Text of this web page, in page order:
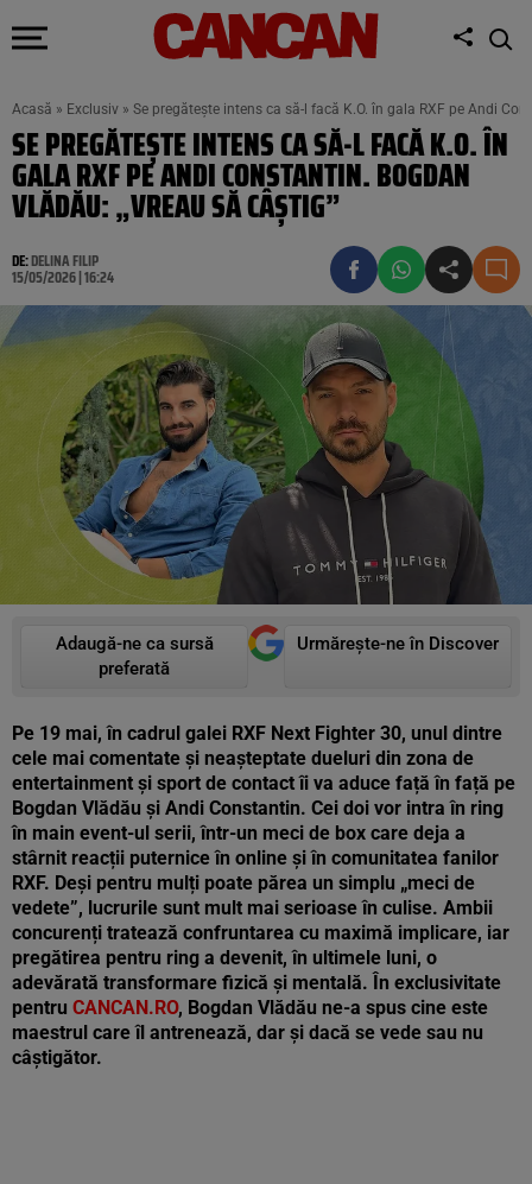
Acasă » Exclusiv » Se pregătește intens ca să-l facă K.O. în gala RXF pe Andi
SE PREGĂTEȘTE INTENS CA SĂ-L FACĂ K.O. ÎN
GALA RXF PE ANDI CONSTANTIN. BOGDAN
VLĂDĂU: „VREAU SĂ CÂȘTIG”
DE:DELINA FILIP
15/05/2026 | 16:24
Adaugă-ne ca sursă
preferată
Urmărește-ne în Discover
Pe 19 mai, în cadrul galei RXF Next Fighter 30, unul dintre
cele mai comentate și neașteptate dueluri din zona de
entertainment și sport de contact îi va aduce față în față pe
Bogdan Vlădău și Andi Constantin. Cei doi vor intra în ring
în main event-ul serii, într-un meci de box care deja a
stârnit reacții puternice în online și în comunitatea fanilor
RXF. Deși pentru mulți poate părea un simplu „meci de
vedete”, lucrurile sunt mult mai serioase în culise. Ambii
concurenți tratează confruntarea cu maximă implicare, iar
pregătirea pentru ring a devenit, în ultimele luni, o
adevărată transformare fizică și mentală. În exclusivitate
pentru CANCAN.RO, Bogdan Vlădău ne-a spus cine este
maestrul care îl antrenează, dar și dacă se vede sau nu
câștigător.